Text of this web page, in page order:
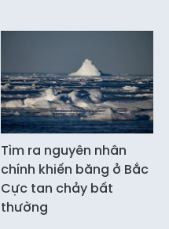
Tìm ra nguyên nhân
chính khiến băng ở Bắc
Cực tan chảy bất
thường